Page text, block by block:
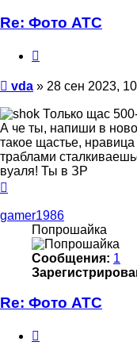
Re: Фото АТС
Сообщение
vda » 28 сен 2023,
Только щас
А че ты, напиши в
такое щастье, нравица
траблами
вуаля! Ты в ЗР
началу
gamer1986
Попрошайка
Сообщения: 1
Re: Фото АТС